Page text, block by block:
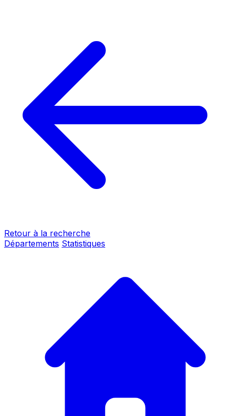
Retour à la recherche
Départements Statistiques